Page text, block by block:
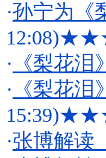
·孙宁为《
12:08)
· 《梨花
· 《梨花
15:39)
·张博解读